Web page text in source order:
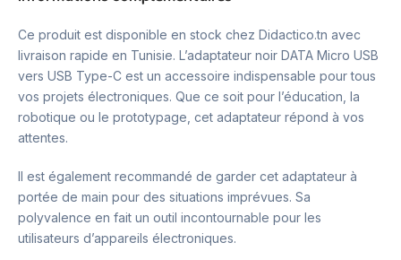
Ce produit est disponible en stock chez Didactico.tn avec
livraison rapide en Tunisie. L’adaptateur noir DATA Micro USB
vers USB Type-C est un accessoire indispensable pour tous
vos projets électroniques. Que ce soit pour l’éducation, la
robotique ou le prototypage, cet adaptateur répond à vos
attentes.
Il est également recommandé de garder cet adaptateur à
portée de main pour des situations imprévues. Sa
polyvalence en fait un outil incontournable pour les
utilisateurs d’appareils électroniques.